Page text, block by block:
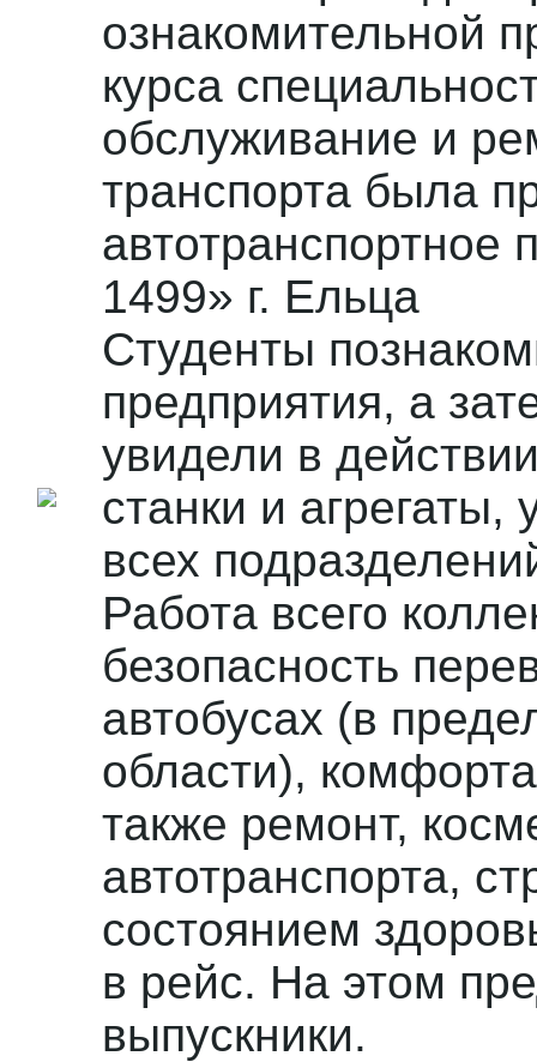
ознакомительной
курса
обслуживание и
транспорта была
автотранспортное
1499» г. Ельца
Студенты
предприятия, а
увидели в
станки и
всех
Работа всего
безопасность
автобусах (в
области),
также ремонт,
автотранспорта,
состоянием
в рейс. На этом
выпускники.